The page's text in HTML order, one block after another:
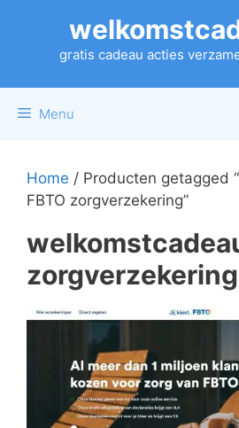
gratis cadeau acties
Menu
Home / Producten getagged
FBTO zorgverzekering”
zorgverzekering